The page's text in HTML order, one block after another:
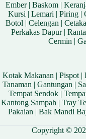
Ember|Baskom |
Kursi |Lemari |Piring |
Botol |Celengan |
Perkakas Dapur|
Cermin|
Kotak Makanan |Pispot|
Tanaman| Gantungan|
Tempat Sendok|
Kantong Sampah |Tray
Pakaian| Bak Mandi
Copyright ©